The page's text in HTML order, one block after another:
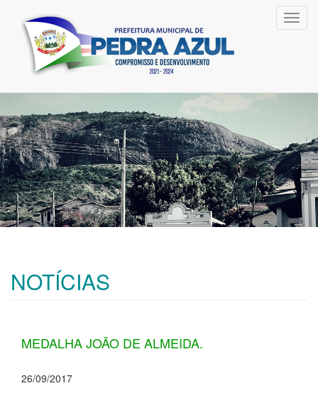
NOTÍCIAS
MEDALHA JOÃO DE ALMEIDA.
26/09/2017